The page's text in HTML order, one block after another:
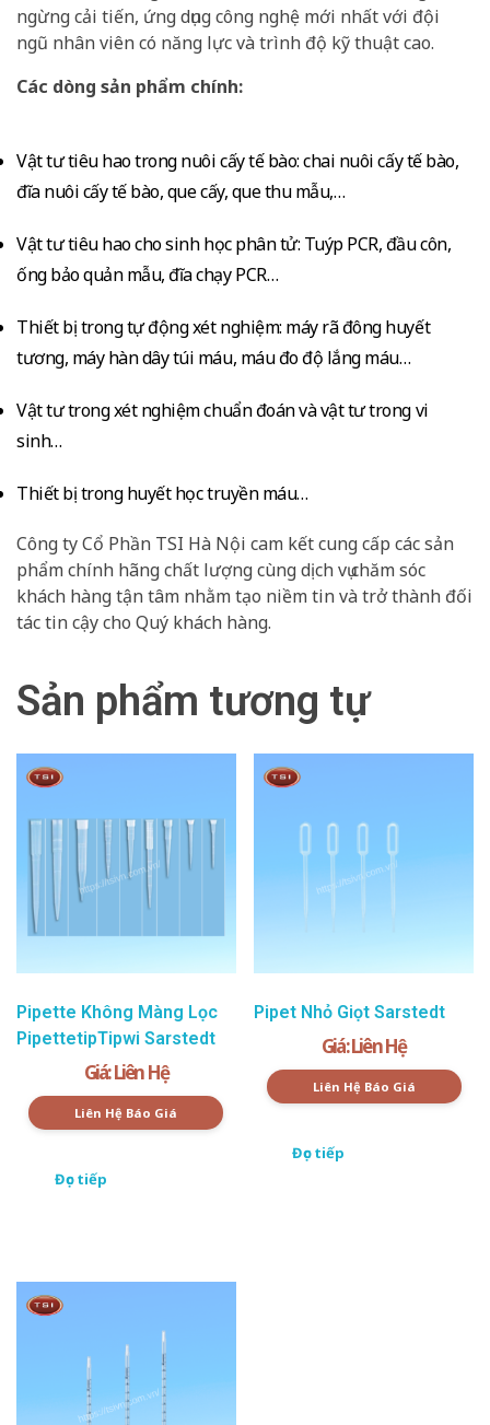
ngừng cải tiến, ứng dụng công nghệ mới nhất với đội
ngũ nhân viên có năng lực và trình độ kỹ thuật cao.
Các dòng sản phẩm chính:
Vật tư tiêu hao trong nuôi cấy tế bào: chai nuôi cấy tế bào,
đĩa nuôi cấy tế bào, que cấy, que thu mẫu,…
Vật tư tiêu hao cho sinh học phân tử: Tuýp PCR, đầu côn,
ống bảo quản mẫu, đĩa chạy PCR…
Thiết bị trong tự động xét nghiệm: máy rã đông huyết
tương, máy hàn dây túi máu, máu đo độ lắng máu…
Vật tư trong xét nghiệm chuẩn đoán và vật tư trong vi
sinh…
Thiết bị trong huyết học truyền máu…
Công ty Cổ Phần TSI Hà Nội cam kết cung cấp các sản
phẩm chính hãng chất lượng cùng dịch vụ chăm sóc
khách hàng tận tâm nhằm tạo niềm tin và trở thành đối
tác tin cậy cho Quý khách hàng.
Sản phẩm tương tự
Pipette Không Màng Lọc
PipettetipTipwi Sarstedt
Giá: Liên Hệ
Liên Hệ Báo Giá
Đọc tiếp
Pipet Nhỏ Giọt Sarstedt
Giá: Liên Hệ
Liên Hệ Báo Giá
Đọc tiếp